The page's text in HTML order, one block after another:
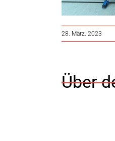
28. März. 2023
Über